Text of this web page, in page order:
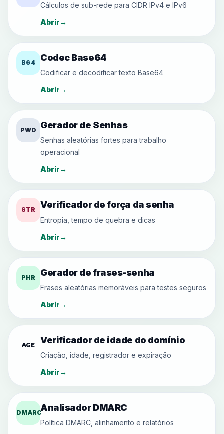
Cálculos de sub-rede para CIDR IPv4 e IPv6
Abrir→
B64 Codec Base64
Codificar e decodificar texto Base64
Abrir→
PWD Gerador de Senhas
Senhas aleatórias fortes para trabalho
operacional
Abrir→
STR Verificador de força da senha
Entropia, tempo de quebra e dicas
Abrir→
PHR Gerador de frases-senha
Frases aleatórias memoráveis para testes seguros
Abrir→
AGE Verificador de idade do domínio
Criação, idade, registrador e expiração
Abrir→
DMARCAnalisador DMARC
Política DMARC, alinhamento e relatórios